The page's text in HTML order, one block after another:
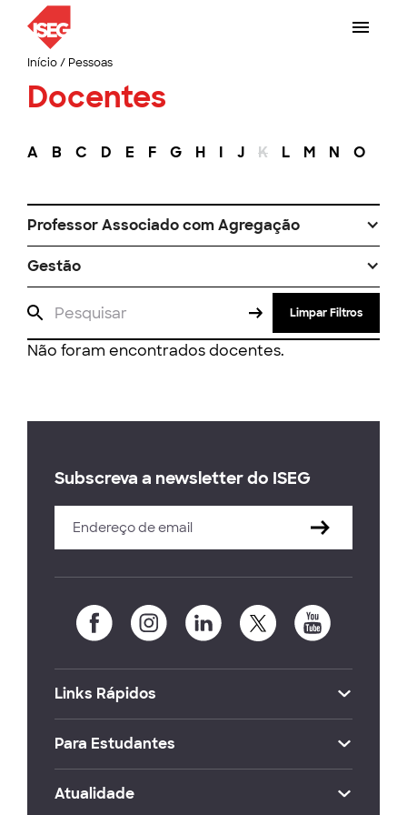
Início/ Pessoas
Docentes
A B C D E F G H I J K L M N O
Professor Associado com Agregação
Gestão
Limpar Filtros
Não foram encontrados docentes.
Subscreva a newsletter do ISEG
Links Rápidos
Para Estudantes
Atualidade